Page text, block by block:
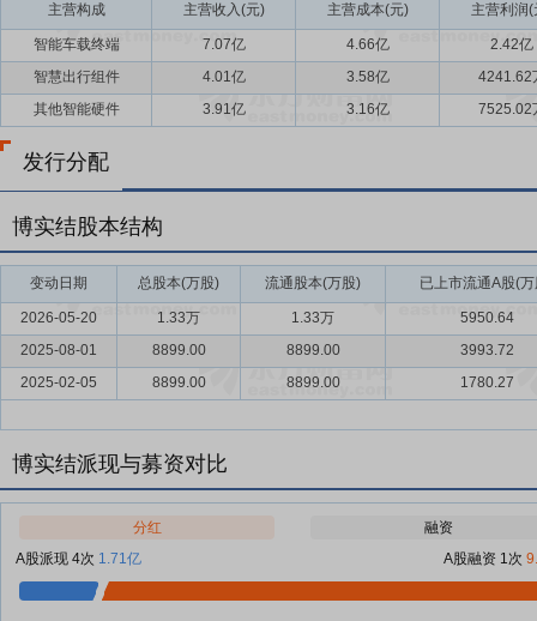
主营构成 主营收入(元) 主营成本(元) 主营利润(
智能车载终端 7.07亿 4.66亿
2.42亿
智慧出行组件
4.01亿 3.58亿
4241.62
其他智能硬件
3.91亿 3.16亿 7525.02
发行分配
博实结股本结构
变动日期 总股本(万股) 流通股本(万股) 已上市流通A股(
2026-05-20 1.33万 1.33万
5950.64
2025-08-01
8899.00 8899.00
3993.72
2025-02-05
8899.00 8899.00 1780.27
博实结派现与募资对比
分红
融资
A股派现 4次 1.71亿 A股融资 1次